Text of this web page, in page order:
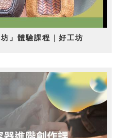
」體驗課程｜好工坊